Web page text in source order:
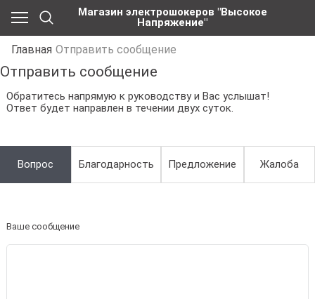
Магазин электрошокеров "Высокое
Напряжение"
Главная Отправить сообщение
Отправить сообщение
Обратитесь напрямую к руководству и Вас услышат!
Ответ будет направлен в течении двух суток.
Вопрос Благодарность Предложение Жалоба
Ваше сообщение